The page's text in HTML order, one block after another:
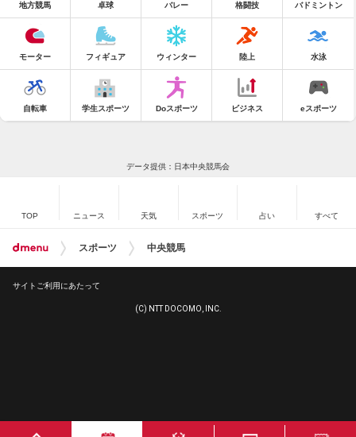
地方競馬 卓球 バレー 格闘技 バドミントン
モーター フィギュア ウィンター 陸上 水泳
自転車 学生スポーツ Doスポーツ ビジネス eスポーツ
データ提供：日本中央競馬会
TOP ニュース 天気 スポーツ 占い すべて
スポーツ 中央競馬
サイトご利用にあたって
(C) NTT DOCOMO, INC.